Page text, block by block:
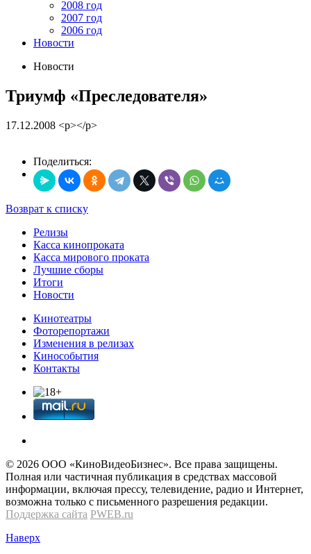
2008 год
2007 год
2006 год
Новости
Новости
Триумф «Преследователя»
17.12.2008 <p></p>
Поделиться:
Возврат к списку
Релизы
Касса кинопроката
Касса мирового проката
Лучшие сборы
Итоги
Новости
Кинотеатры
Фоторепортажи
Изменения в релизах
Кинособытия
Контакты
© 2026 OOО «КиноВидеоБизнес». Все права защищены.
Полная или частичная публикация в средствах массовой
информации, включая прессу, телевидение, радио и Интернет,
возможна только с письменного разрешения редакции.
Поддержка сайта PWEB.ru
Наверх